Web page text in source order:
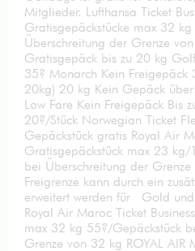
Mitglieder. Lufthansa Ticket
Gratisgepäckstücke max 32
Überschreitung der Grenze
Gratisgepäck bis zu 20 kg
35? Monarch Kein
20kg) 20 kg Kein Gepäck
Low Fare Kein Freigepäck Bis
20?/Stück Norwegian Ticket
Gepäckstück gratis Royal Air
Gratisgepäckstück max 23
bei Überschreitung der
Freigrenze kann durch ein
erweitert werden für Gold
Royal Air Maroc Ticket
max 32 kg 55?/Gepäckstück
Grenze von 32 kg ROYAL AIR